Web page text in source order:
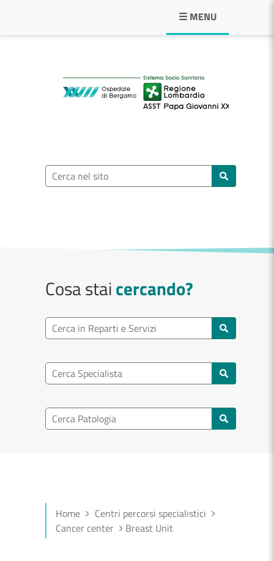
☰ MENU
ASST Papa
Ricerca nel sito
Cosa staicercando?
Ricerca reparto
Ricerca specialisti
Ricerca nel patologia
Home
Centri percorsi specialistici
Cancer center
Breast Unit